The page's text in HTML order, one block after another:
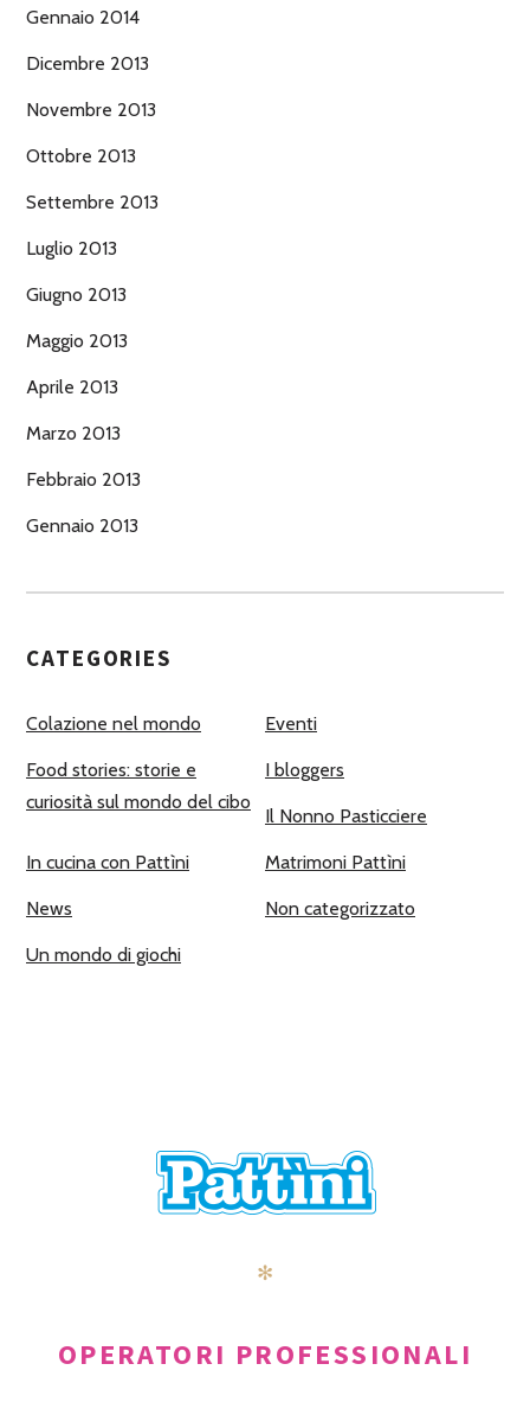
Gennaio 2014
Dicembre 2013
Novembre 2013
Ottobre 2013
Settembre 2013
Luglio 2013
Giugno 2013
Maggio 2013
Aprile 2013
Marzo 2013
Febbraio 2013
Gennaio 2013
CATEGORIES
Colazione nel mondo Eventi
Food stories: storie e
curiosità sul mondo del cibo
I bloggers
Il Nonno Pasticciere
In cucina con Pattìni Matrimoni Pattìni
News Non categorizzato
Un mondo di giochi
✻
OPERATORI PROFESSIONALI